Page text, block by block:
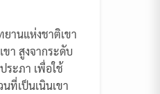
านแห่งชาติเขา
า สูงจากระดับ
ระภา เพื่อใช้
ที่เป็นเนินเขา